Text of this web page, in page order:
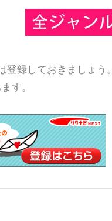
録しておきましょう。
す。